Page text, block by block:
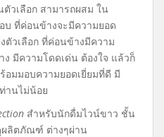
ตัวเลือก สามารถผสม ใน
บ ที่ค่อนข้างจะมีความยอด
ตัวเลือก ที่ค่อนข้างมีความ
มีความโดดเด่น ต้องใจ แล้วก็
มมอบความยอดเยี่ยมที่ดี มี
านไม่น้อย
สำหรับนักดื่มไวน์ขาว ชั้น
ลิตภัณฑ์ ต่างๆผ่าน